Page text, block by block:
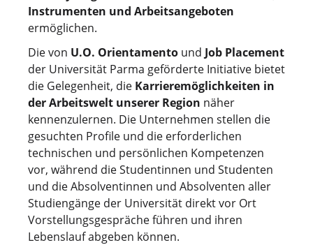
Instrumenten und Arbeitsangeboten
ermöglichen.
Die von U.O. Orientamento und Job Placement
der Universität Parma geförderte Initiative bietet
die Gelegenheit, die Karrieremöglichkeiten in
der Arbeitswelt unserer Region näher
kennenzulernen. Die Unternehmen stellen die
gesuchten Profile und die erforderlichen
technischen und persönlichen Kompetenzen
vor, während die Studentinnen und Studenten
und die Absolventinnen und Absolventen aller
Studiengänge der Universität direkt vor Ort
Vorstellungsgespräche führen und ihren
Lebenslauf abgeben können.